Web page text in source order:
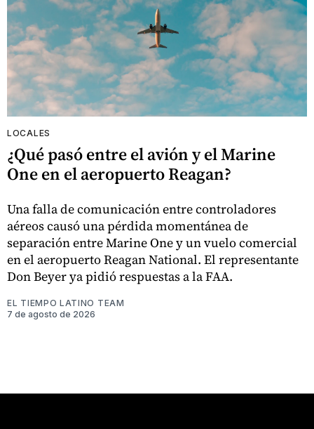
LOCALES
¿Qué pasó entre el avión y el Marine
One en el aeropuerto Reagan?
Una falla de comunicación entre controladores
aéreos causó una pérdida momentánea de
separación entre Marine One y un vuelo comercial
en el aeropuerto Reagan National. El representante
Don Beyer ya pidió respuestas a la FAA.
EL TIEMPO LATINO TEAM
7 de agosto de 2026